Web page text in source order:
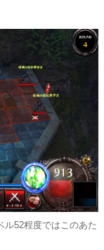
ル52程度ではこのあた